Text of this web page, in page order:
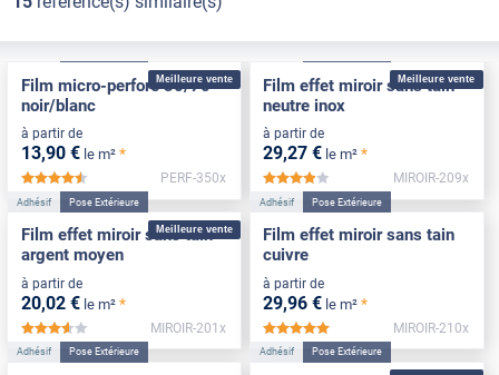
Meilleure vente
Film micro-perforé 30/70
noir/blanc
à partir de
13,90 € le m² *
*****
PERF-350x
Meilleure vente
Film effet miroir sans tain
neutre inox
à partir de
29,27 € le m² *
*****
MIROIR-209x
Meilleure vente
Adhésif Pose Extérieure
Film effet miroir sans tain
argent moyen
à partir de
20,02 € le m² *
*****
MIROIR-201x
Adhésif Pose Extérieure
Film effet miroir sans tain
cuivre
à partir de
29,96 € le m² *
MIROIR-210x
Adhésif Pose Extérieure Adhésif Pose Extérieure